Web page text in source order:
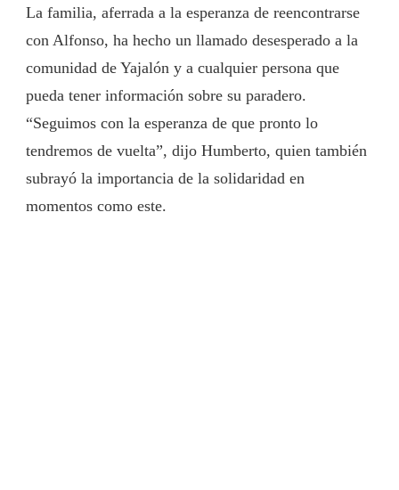
La familia, aferrada a la esperanza de reencontrarse
con Alfonso, ha hecho un llamado desesperado a la
comunidad de Yajalón y a cualquier persona que
pueda tener información sobre su paradero.
“Seguimos con la esperanza de que pronto lo
tendremos de vuelta”, dijo Humberto, quien también
subrayó la importancia de la solidaridad en
momentos como este.